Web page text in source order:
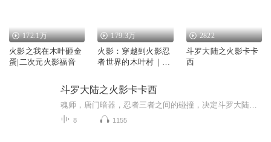
172.1万
火影之我在木叶砸金
蛋|二次元火影福音
179.3万
火影：穿越到火影忍
者世界的木叶村｜最
2822
斗罗大陆之火影卡卡
西
斗罗大陆之火影卡卡西
8 1155